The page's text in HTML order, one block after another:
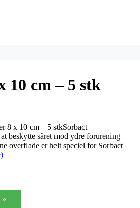
10 cm – 5 stk
8 x 10 cm – 5 stkSorbact
beskytte såret mod ydre forurening –
overflade er helt speciel for Sorbact
»